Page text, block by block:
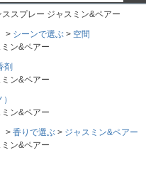
スプレー ジャスミン&ペアー
シーンで選ぶ
空間
ン&ペアー
剤
ン&ペアー
ン&ペアー
香りで選ぶ
ジャスミン&ペアー
ン&ペアー